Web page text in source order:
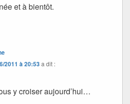
et à bientôt.
2011 à 20:53a dit :
y croiser aujourd’hui…